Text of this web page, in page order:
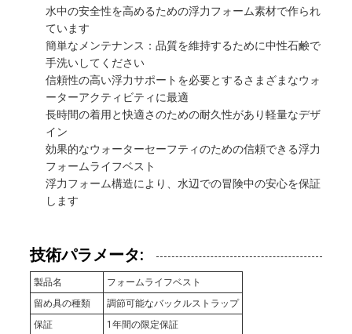
PRIVACY
POLICY
水中の安全性を高めるための浮力フォーム素材で作られ
ています
簡単なメンテナンス：品質を維持するために中性石鹸で
手洗いしてください
信頼性の高い浮力サポートを必要とするさまざまなウォ
ーターアクティビティに最適
長時間の着用と快適さのための耐久性があり軽量なデザ
イン
効果的なウォーターセーフティのための信頼できる浮力
フォームライフベスト
浮力フォーム構造により、水辺での冒険中の安心を保証
します
技術パラメータ:
製品名
フォームライフベスト
留め具の種類
調節可能なバックルストラップ
保証
1年間の限定保証